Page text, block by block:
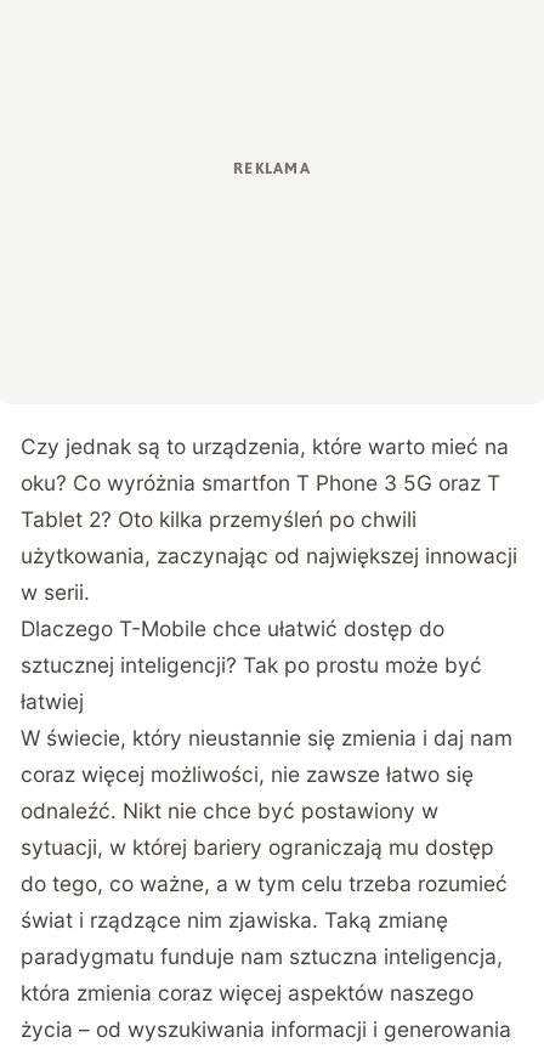
Czy jednak są to urządzenia, które warto mieć na
oku? Co wyróżnia smartfon T Phone 3 5G oraz T
Tablet 2? Oto kilka przemyśleń po chwili
użytkowania, zaczynając od największej innowacji
w serii.
Dlaczego T-Mobile chce ułatwić dostęp do
sztucznej inteligencji? Tak po prostu może być
łatwiej
W świecie, który nieustannie się zmienia i daj nam
coraz więcej możliwości, nie zawsze łatwo się
odnaleźć. Nikt nie chce być postawiony w
sytuacji, w której bariery ograniczają mu dostęp
do tego, co ważne, a w tym celu trzeba rozumieć
świat i rządzące nim zjawiska. Taką zmianę
paradygmatu funduje nam sztuczna inteligencja,
która zmienia coraz więcej aspektów naszego
życia – od wyszukiwania informacji i generowania